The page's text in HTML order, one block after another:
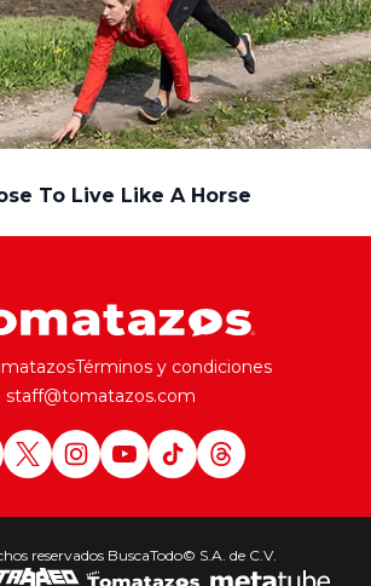
Términos y condiciones
staff@tomatazos.com
reservados BuscaTodo© S.A. de C.V.